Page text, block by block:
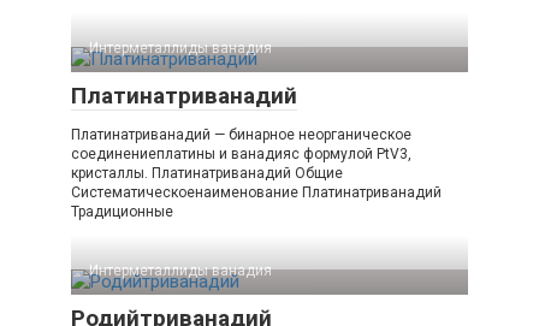
Интерметаллиды ванадия‎
Платинатриванадий
Платинатриванадий — бинарное неорганическое
соединениеплатины и ванадияс формулой PtV3,
кристаллы. Платинатриванадий Общие
Систематическоенаименование Платинатриванадий
Традиционные
Интерметаллиды ванадия‎
Родийтриванадий